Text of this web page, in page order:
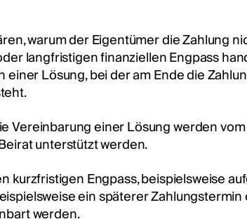
warum der Eigentümer die Zahlung
langfristigen finanziellen Engpass
einer Lösung, bei der am Ende die
Vereinbarung einer Lösung werden
unterstützt werden.
kurzfristigen Engpass, beispielsweise
ein späterer
werden.